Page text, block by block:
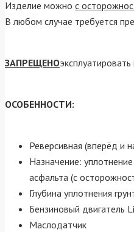
Изделие можно с
В любом случае требуется
ЗАПРЕЩЕНО
ОСОБЕННОСТИ:
Реверсивная (вперёд и
Назначение:
асфальта (с
Глубина уплотнения
Бензиновый двигатель
Маслодатчик